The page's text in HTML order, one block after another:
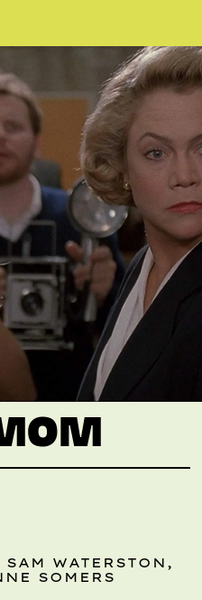
WATERSTON,
SOMERS